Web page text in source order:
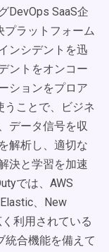
DevOps SaaS企
プラットフォーム
ンシデントを迅
ントをオンコー
ションをプロア
うことで、ビジネ
データ信号を収
解析し、適切な
決と学習を加速
では、AWS
、New
利用されている
統合機能を備えて